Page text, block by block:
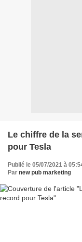
Le chiffre de la
pour Tesla
Publié le 05/07/2021 à
Par new pub marketing